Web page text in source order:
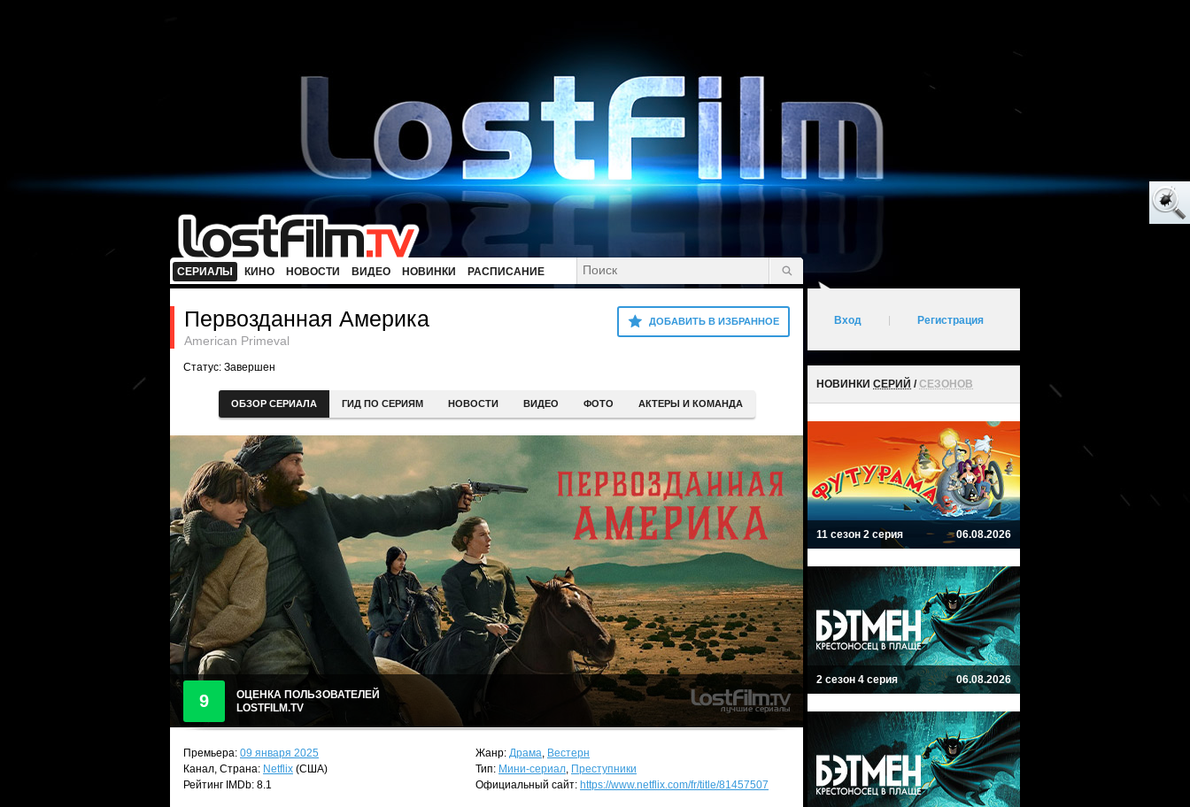
СЕРИАЛЫ КИНО НОВОСТИ ВИДЕО НОВИНКИ РАСПИСАНИЕ
ДОБАВИТЬ В ИЗБРАННОЕ
Первозданная Америка
American Primeval
Статус: Завершен
ОБЗОР СЕРИАЛА ГИД ПО СЕРИЯМ НОВОСТИ ВИДЕО ФОТО АКТЕРЫ И КОМАНДА
9
ОЦЕНКА ПОЛЬЗОВАТЕЛЕЙ
LOSTFILM.TV
Премьера: 09 января 2025
Канал, Страна: Netflix (США)
Рейтинг IMDb: 8.1
Жанр: Драма, Вестерн
Тип: Мини-сериал, Преступники
Официальный сайт: https://www.netflix.com/fr/title/81457507
Вход Регистрация
НОВИНКИ СЕРИЙ /СЕЗОНОВ
11 сезон 2 серия 06.08.2026
2 сезон 4 серия 06.08.2026